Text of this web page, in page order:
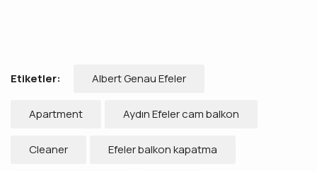
Etiketler: Albert Genau Efeler
Apartment Aydın Efeler cam balkon
Cleaner Efeler balkon kapatma